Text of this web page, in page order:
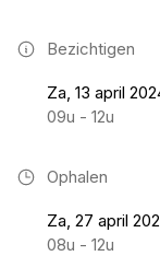
Bezichtigen
Za, 13 april
09u - 12u
Ophalen
Za, 27 april
08u - 12u